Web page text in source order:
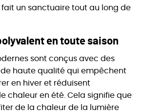
fait un sanctuaire tout au long de
en toute saison
sont conçus avec des
haute qualité qui empêchent
en hiver et réduisent
chaleur en été. Cela signifie que
de la chaleur de la lumière